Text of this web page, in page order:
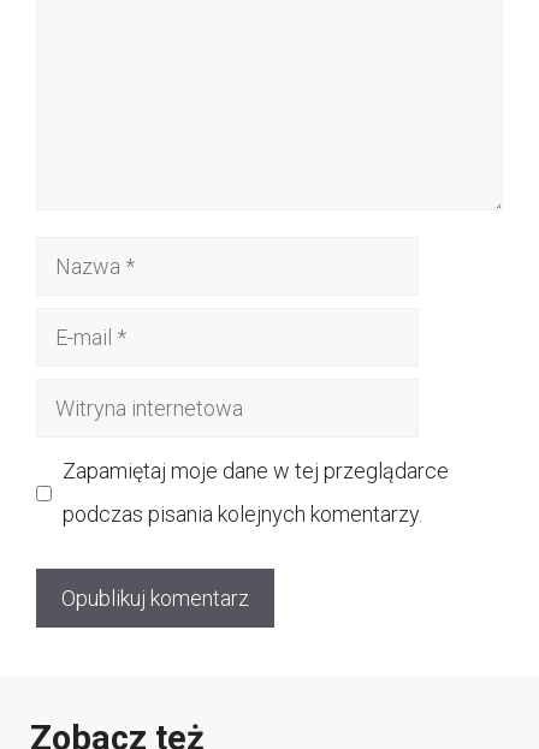
Nazwa
Witryna
Zapamiętaj moje dane w tej przeglądarce
podczas pisania kolejnych komentarzy.
Zobacz też